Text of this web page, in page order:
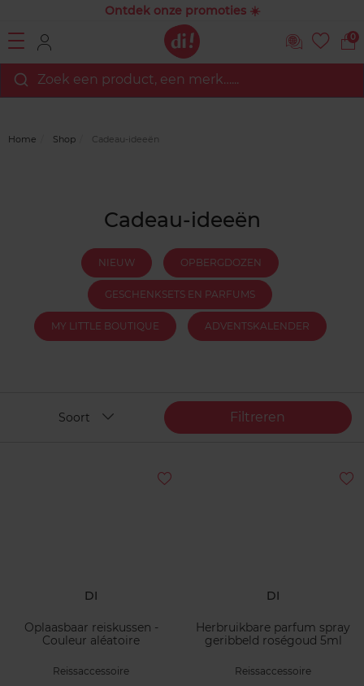
Ontdek onze promoties ☀️
0
Zoek een product, een merk…...
Home Shop Cadeau-ideeën
Cadeau-ideeën
NIEUW OPBERGDOZEN
GESCHENKSETS EN PARFUMS
MY LITTLE BOUTIQUE ADVENTSKALENDER
Filtreren
Soort
DI
Oplaasbaar reiskussen -
Couleur aléatoire
Reissaccessoire
DI
Herbruikbare parfum spray
geribbeld roségoud 5ml
Reissaccessoire